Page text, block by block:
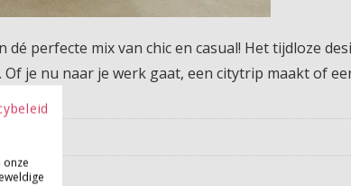
perfecte mix van chic en casual! Het tijdloze
je nu naar je werk gaat, een citytrip maakt of
onze